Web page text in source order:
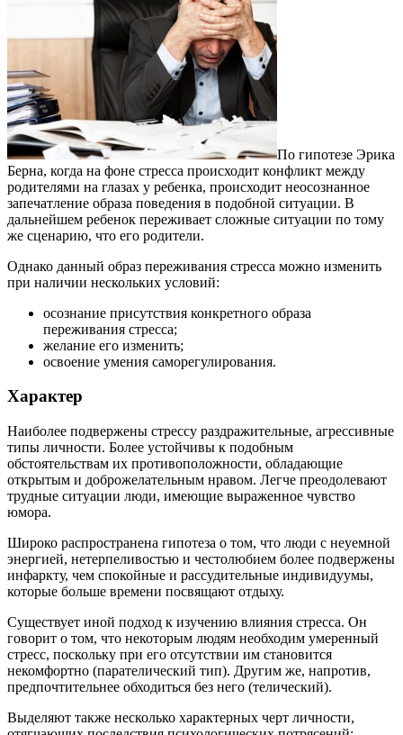
По гипотезе Эрика
Берна, когда на фоне стресса происходит конфликт между
родителями на глазах у ребенка, происходит неосознанное
запечатление образа поведения в подобной ситуации. В
дальнейшем ребенок переживает сложные ситуации по тому
же сценарию, что его родители.
Однако данный образ переживания стресса можно изменить
при наличии нескольких условий:
осознание присутствия конкретного образа
переживания стресса;
желание его изменить;
освоение умения саморегулирования.
Характер
Наиболее подвержены стрессу раздражительные, агрессивные
типы личности. Более устойчивы к подобным
обстоятельствам их противоположности, обладающие
открытым и доброжелательным нравом. Легче преодолевают
трудные ситуации люди, имеющие выраженное чувство
юмора.
Широко распространена гипотеза о том, что люди с неуемной
энергией, нетерпеливостью и честолюбием более подвержены
инфаркту, чем спокойные и рассудительные индивидуумы,
которые больше времени посвящают отдыху.
Существует иной подход к изучению влияния стресса. Он
говорит о том, что некоторым людям необходим умеренный
стресс, поскольку при его отсутствии им становится
некомфортно (парателический тип). Другим же, напротив,
предпочтительнее обходиться без него (телический).
Выделяют также несколько характерных черт личности,